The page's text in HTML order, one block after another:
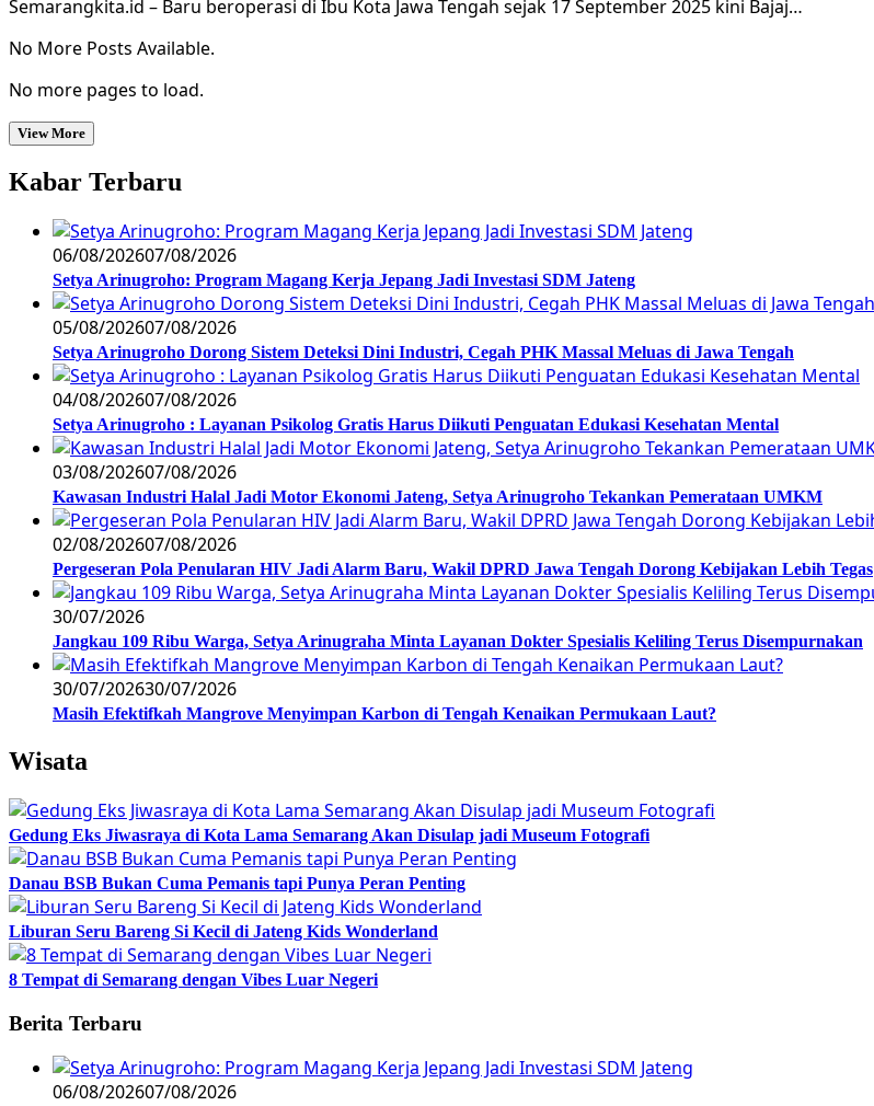
Semarangkita.id – Baru beroperasi di Ibu Kota Jawa Tengah sejak 17 September 2025 kini Bajaj…
No More Posts Available.
No more pages to load.
View More
Kabar Terbaru
06/08/202607/08/2026
Setya Arinugroho: Program Magang Kerja Jepang Jadi Investasi SDM Jateng
05/08/202607/08/2026
Setya Arinugroho Dorong Sistem Deteksi Dini Industri, Cegah PHK Massal Meluas di Jawa Tengah
04/08/202607/08/2026
Setya Arinugroho : Layanan Psikolog Gratis Harus Diikuti Penguatan Edukasi Kesehatan Mental
03/08/202607/08/2026
Kawasan Industri Halal Jadi Motor Ekonomi Jateng, Setya Arinugroho Tekankan Pemerataan UMKM
02/08/202607/08/2026
Pergeseran Pola Penularan HIV Jadi Alarm Baru, Wakil DPRD Jawa Tengah Dorong Kebijakan Lebih Tegas
30/07/2026
Jangkau 109 Ribu Warga, Setya Arinugraha Minta Layanan Dokter Spesialis Keliling Terus Disempurnakan
30/07/202630/07/2026
Masih Efektifkah Mangrove Menyimpan Karbon di Tengah Kenaikan Permukaan Laut?
Wisata
Gedung Eks Jiwasraya di Kota Lama Semarang Akan Disulap jadi Museum Fotografi
Danau BSB Bukan Cuma Pemanis tapi Punya Peran Penting
Liburan Seru Bareng Si Kecil di Jateng Kids Wonderland
8 Tempat di Semarang dengan Vibes Luar Negeri
Berita Terbaru
06/08/202607/08/2026